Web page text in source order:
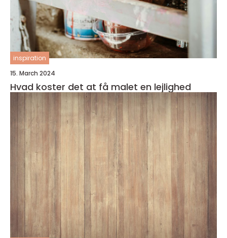
inspiration
15. March 2024
Hvad koster det at få malet en lejlighed